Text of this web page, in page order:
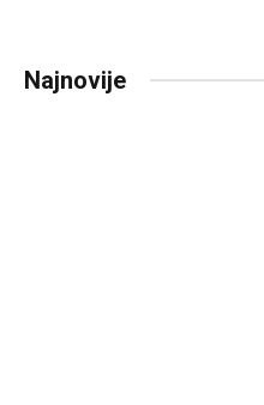
Najnovije